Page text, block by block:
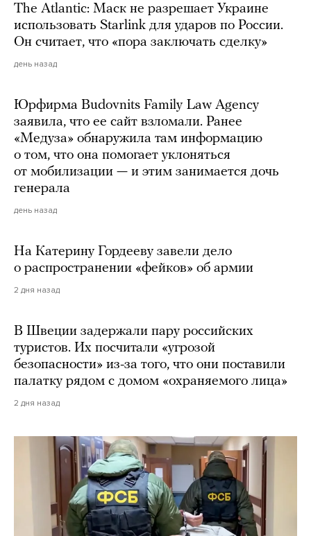
The Atlantic: Маск не разрешает Украине
использовать Starlink для ударов по России.
Он считает, что «пора заключать сделку»
день назад
Юрфирма Budovnits Family Law Agency
заявила, что ее сайт взломали. Ранее
«Медуза» обнаружила там информацию
о том, что она помогает уклоняться
от мобилизации — и этим занимается дочь
генерала
день назад
На Катерину Гордееву завели дело
о распространении «фейков» об армии
2 дня назад
В Швеции задержали пару российских
туристов. Их посчитали «угрозой
безопасности» из-за того, что они поставили
палатку рядом с домом «охраняемого лица»
2 дня назад